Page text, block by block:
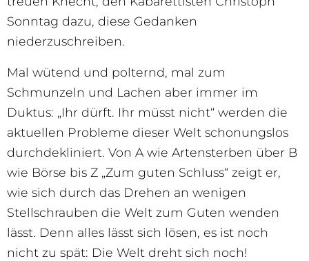
Sonntag dazu, diese Gedanken
niederzuschreiben.
Mal wütend und polternd, mal zum
Schmunzeln und Lachen aber immer im
Duktus: „Ihr dürft. Ihr müsst nicht“ werden die
aktuellen Probleme dieser Welt schonungslos
durchdekliniert. Von A wie Artensterben über B
wie Börse bis Z „Zum guten Schluss“ zeigt er,
wie sich durch das Drehen an wenigen
Stellschrauben die Welt zum Guten wenden
lässt. Denn alles lässt sich lösen, es ist noch
nicht zu spät: Die Welt dreht sich noch!